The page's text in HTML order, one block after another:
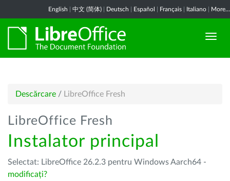
English 中文 (简体) Deutsch Español Français Italiano More...
Descărcare / LibreOffice Fresh
LibreOffice Fresh
Instalator principal
Selectat: LibreOffice 26.2.3 pentru Windows Aarch64 -
modificați?